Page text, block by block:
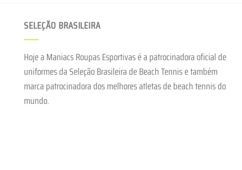
SELEÇÃO BRASILEIRA
Hoje a Maniacs Roupas Esportivas é a patrocinadora oficial de
uniformes da Seleção Brasileira de Beach Tennis e também
marca patrocinadora dos melhores atletas de beach tennis do
mundo.